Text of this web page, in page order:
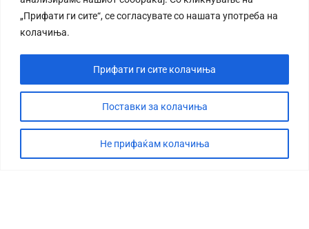
„Прифати ги сите“, се согласувате со нашата употреба на
колачиња.
Поставки за колачиња
Не прифаќам колачиња
Прифати ги сите колачиња